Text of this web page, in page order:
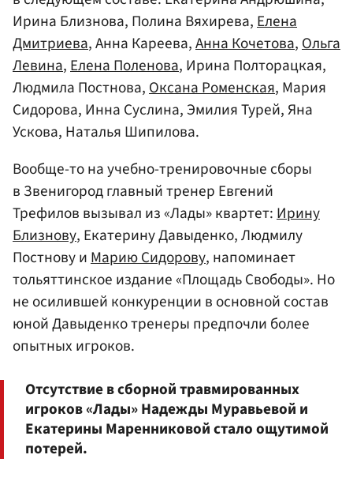
Ирина Близнова, Полина Вяхирева,Елена
Дмитриева, Анна Кареева,Анна Кочетова,Ольга
Левина,Елена Поленова, Ирина Полторацкая,
Людмила Постнова,Оксана Роменская, Мария
Сидорова, Инна Суслина, Эмилия Турей, Яна
Ускова, Наталья Шипилова.
Вообще-то на учебно-тренировочные сборы
в Звенигород главный тренер Евгений
Трефилов вызывал из «Лады» квартет:Ирину
Близнову, Екатерину Давыденко, Людмилу
Постнову иМарию Сидорову, напоминает
тольяттинское издание «Площадь Свободы». Но
не осилившей конкуренции в основной состав
юной Давыденко тренеры предпочли более
опытных игроков.
Отсутствие в сборной травмированных
игроков «Лады» Надежды Муравьевой и
Екатерины Маренниковой стало ощутимой
потерей.